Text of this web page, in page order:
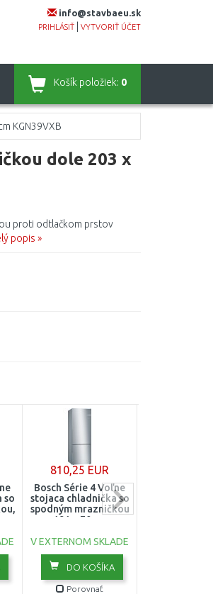
info@stavbaeu.sk
PRIHLÁSIŤ VYTVORIŤ ÚČET
Košík položiek: 0
KGN39VXB
dole 203 x
proti odtlačkom prstov
popis »
so
810,25 EUR
Bosch Série 4 Voľne
stojaca chladnička so
spodným mrazničkou
191 × 70 cm
V EXTERNOM SKLADE
DO KOŠÍKA
Porovnať